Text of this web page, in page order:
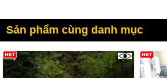
Sản phẩm cùng danh mục
4086